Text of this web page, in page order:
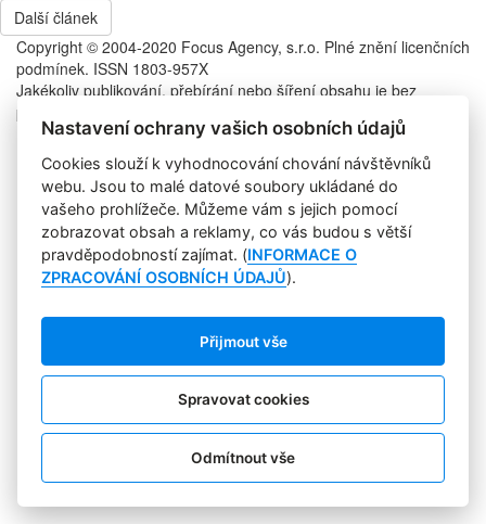
Další článek
Copyright © 2004-2020 Focus Agency, s.r.o. Plné znění licenčních
podmínek. ISSN 1803-957X
Jakékoliv publikování, přebírání nebo šíření obsahu je bez
písemného souhlasu Focus Agency, s.r.o. zakázáno.
RSS 1
Štítky
Zpracování osobních údajů
Pro inzerenty
Kontakt
PR AGENTURA
COOKIES
Nastavení ochrany vašich osobních údajů
Cookies slouží k vyhodnocování chování návštěvníků
webu. Jsou to malé datové soubory ukládané do
vašeho prohlížeče. Můžeme vám s jejich pomocí
zobrazovat obsah a reklamy, co vás budou s větší
pravděpodobností zajímat. (INFORMACE O
ZPRACOVÁNÍ OSOBNÍCH ÚDAJŮ).
Přijmout vše
Spravovat cookies
Odmítnout vše